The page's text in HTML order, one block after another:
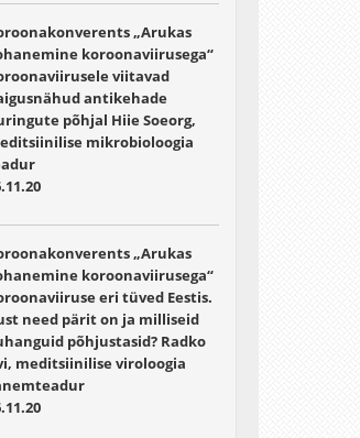
„Arukas
koroonaviirusega“
viitavad
antikehade
põhjal Hiie Soeorg,
mikrobioloogia
„Arukas
koroonaviirusega“
eri tüved Eestis.
need pärit on ja milliseid
põhjustasid? Radko
meditsiinilise viroloogia